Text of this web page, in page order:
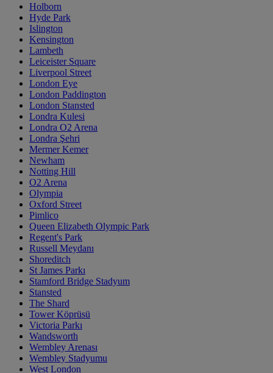
Holborn
Hyde Park
Islington
Kensington
Lambeth
Leiceister Square
Liverpool Street
London Eye
London Paddington
London Stansted
Londra Kulesi
Londra O2 Arena
Londra Şehri
Mermer Kemer
Newham
Notting Hill
O2 Arena
Olympia
Oxford Street
Pimlico
Queen Elizabeth Olympic Park
Regent's Park
Russell Meydanı
Shoreditch
St James Parkı
Stamford Bridge Stadyum
Stansted
The Shard
Tower Köprüsü
Victoria Parkı
Wandsworth
Wembley Arenası
Wembley Stadyumu
West London